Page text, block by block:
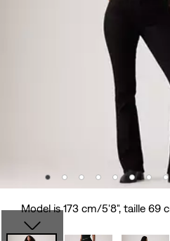
Model is 173 cm/5'8", taille 69